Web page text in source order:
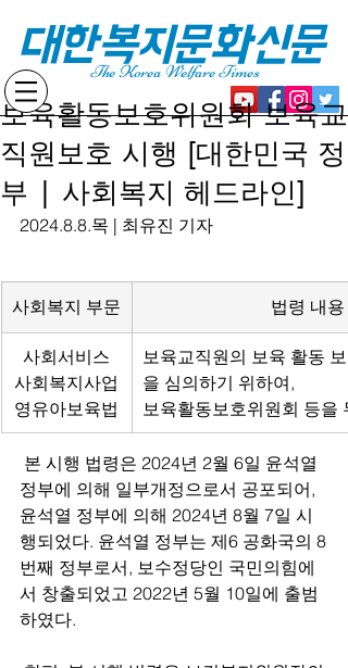
대한복지문화신문
The Korea Welfare Times
보육활동보호위원회 보육교
직원보호 시행 [대한민국 정
부 | 사회복지 헤드라인]
2024.8.8.목 | 최유진 기자
사회복지 부문 법령 내용
사회서비스
사회복지사업
영유아보육법
보육교직원의 보육 활동 보
을 심의하기 위하여,
보육활동보호위원회 등을
정부에 의해 일부개정으로서 공포되어,
윤석열 정부에 의해 2024년 8월 7일 시
행되었다. 윤석열 정부는 제6 공화국의 8
번째 정부로서, 보수정당인 국민의힘에
서 창출되었고 2022년 5월 10일에 출범
하였다.